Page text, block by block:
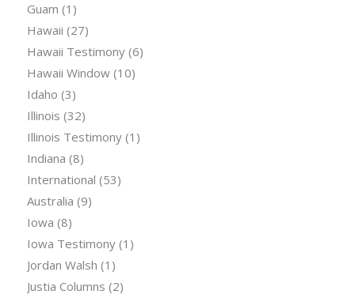
Guam (1)
Hawaii (27)
Hawaii Testimony(6)
Hawaii Window(10)
Idaho (3)
Illinois (32)
Illinois Testimony(1)
Indiana (8)
International (53)
Australia (9)
Iowa (8)
Iowa Testimony(1)
Jordan Walsh (1)
Justia Columns (2)